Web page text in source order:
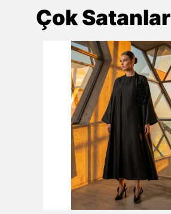
Çok Satanlar